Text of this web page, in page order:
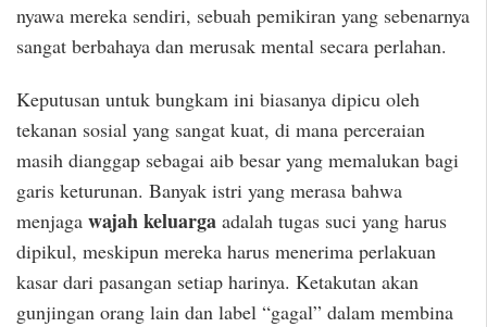
nyawa mereka sendiri, sebuah pemikiran yang sebenarnya
sangat berbahaya dan merusak mental secara perlahan.
Keputusan untuk bungkam ini biasanya dipicu oleh
tekanan sosial yang sangat kuat, di mana perceraian
masih dianggap sebagai aib besar yang memalukan bagi
garis keturunan. Banyak istri yang merasa bahwa
menjaga wajah keluarga adalah tugas suci yang harus
dipikul, meskipun mereka harus menerima perlakuan
kasar dari pasangan setiap harinya. Ketakutan akan
gunjingan orang lain dan label “gagal” dalam membina